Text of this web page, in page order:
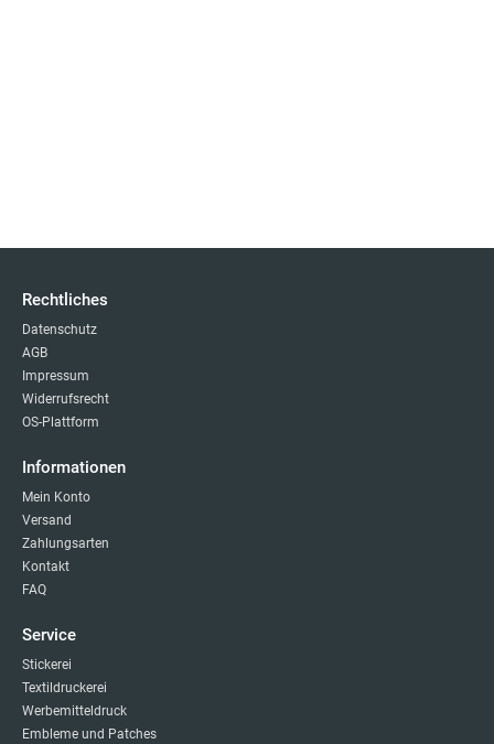
Rechtliches
Datenschutz
AGB
Impressum
Widerrufsrecht
OS-Plattform
Informationen
Mein Konto
Versand
Zahlungsarten
Kontakt
FAQ
Service
Stickerei
Textildruckerei
Werbemitteldruck
Embleme und Patches